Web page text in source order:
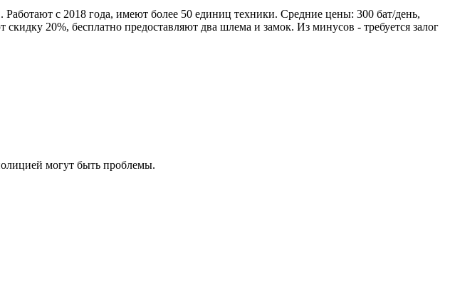
с 2018 года, имеют более 50 единиц техники. Средние цены: 300 бат/день,
20%, бесплатно предоставляют два шлема и замок. Из минусов - требуется залог
могут быть проблемы.